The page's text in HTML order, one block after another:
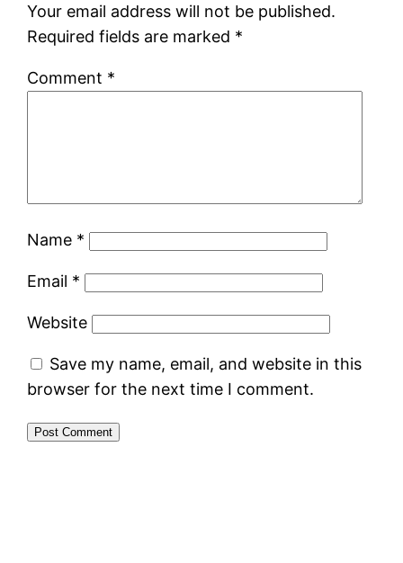
Your email address will not be published.
Required fields are marked *
Comment *
Name *
Email *
Website
Save my name, email, and website in this
browser for the next time I comment.